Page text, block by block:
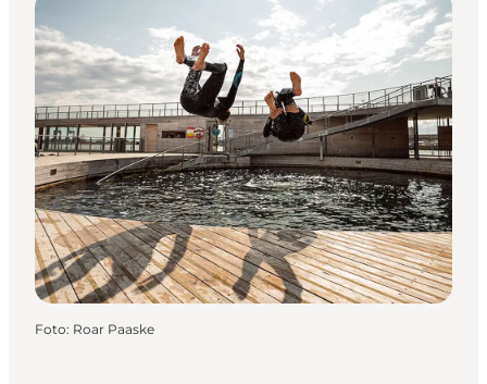
Foto: Roar Paaske